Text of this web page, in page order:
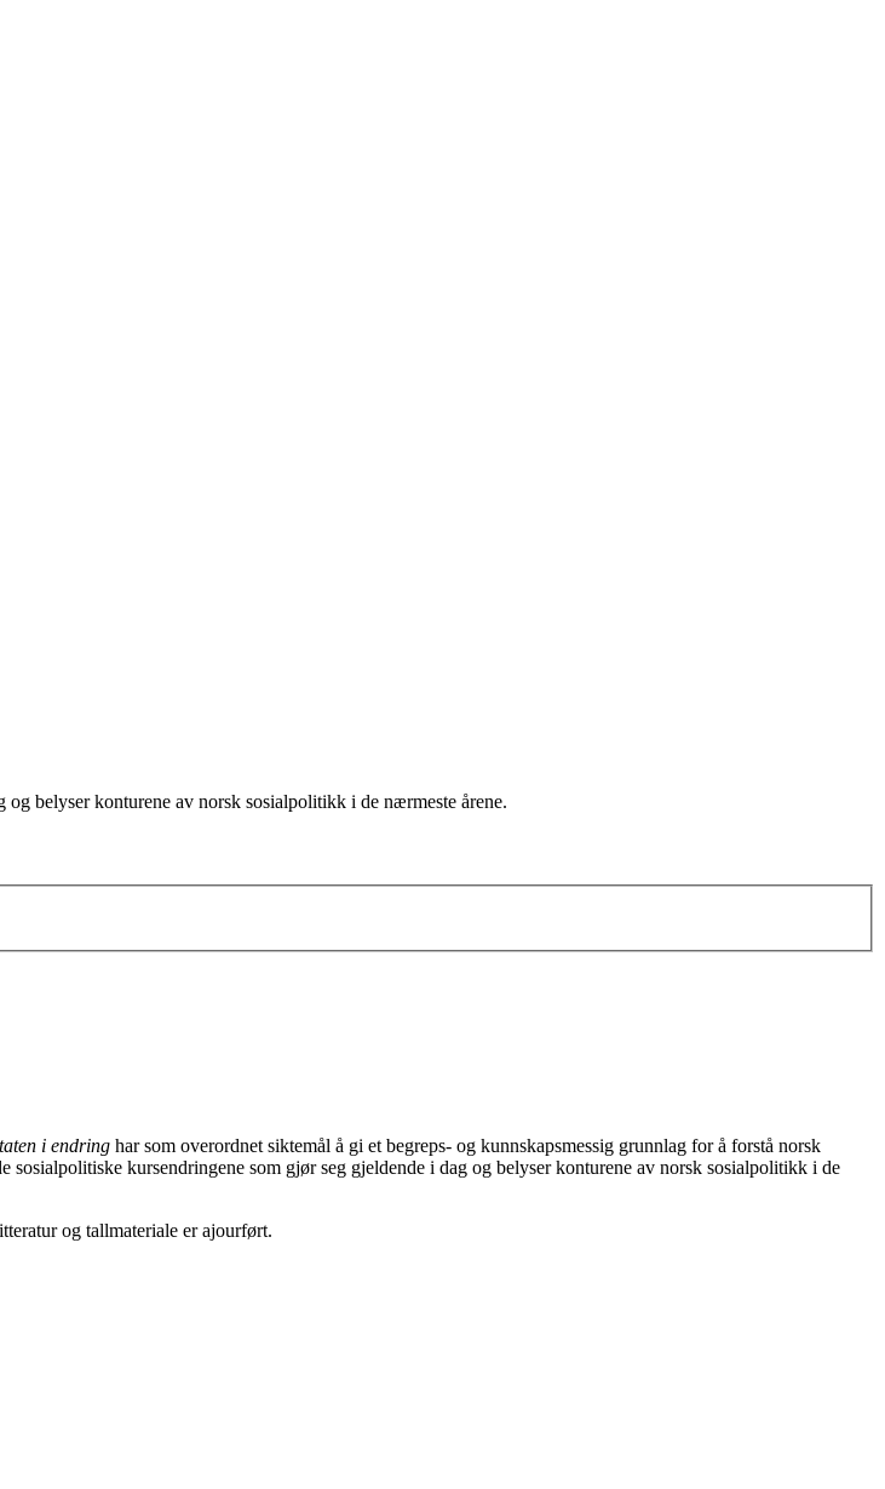
belyser konturene av norsk sosialpolitikk i de nærmeste årene.
i endring har som overordnet siktemål å gi et begreps- og kunnskapsmessig grunnlag for å forstå norsk
kursendringene som gjør seg gjeldende i dag og belyser konturene av norsk sosialpolitikk i de
og tallmateriale er ajourført.